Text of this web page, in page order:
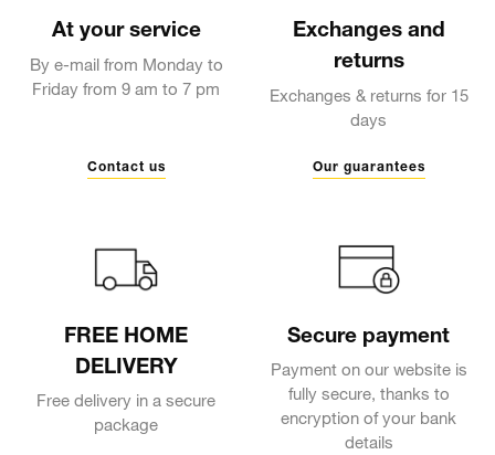
At your service
By e-mail from Monday to
Friday from 9 am to 7 pm
Contact us
Exchanges and
returns
Exchanges & returns for 15
days
Our guarantees
FREE HOME
DELIVERY
Free delivery in a secure
package
Secure payment
Payment on our website is
fully secure, thanks to
encryption of your bank
details